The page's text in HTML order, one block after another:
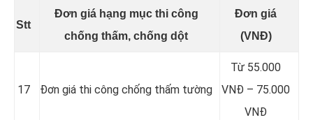
Stt
Đơn giá hạng mục thi công
chống thấm, chống dột
Đơn giá
(VNĐ)
17 Đơn giá thi công chống thấm tường
Từ 55.000
VNĐ – 75.000
VNĐ